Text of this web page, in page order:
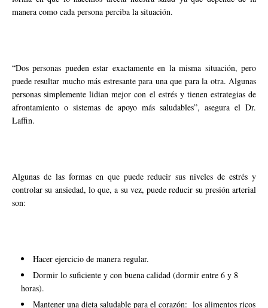
manera como cada persona perciba la situación.
“Dos personas pueden estar exactamente en la misma situación, pero
puede resultar mucho más estresante para una que para la otra. Algunas
personas simplemente lidian mejor con el estrés y tienen estrategias de
afrontamiento o sistemas de apoyo más saludables”, asegura el Dr.
Laffin.
Algunas de las formas en que puede reducir sus niveles de estrés y
controlar su ansiedad, lo que, a su vez, puede reducir su presión arterial
son:
Hacer ejercicio de manera regular.
Dormir lo suficiente y con buena calidad (dormir entre 6 y 8
horas).
Mantener una dieta saludable para el corazón: los alimentos ricos